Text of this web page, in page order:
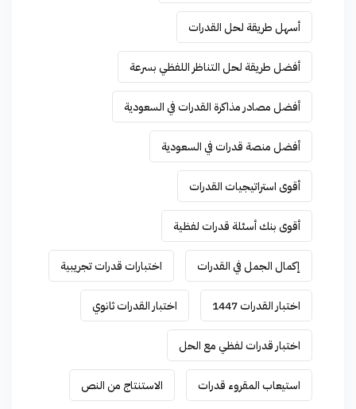
أسهل طريقة لحل القدرات
أفضل طريقة لحل التناظر اللفظي بسرعة
أفضل مصادر مذاكرة القدرات في السعودية
أفضل منصة قدرات في السعودية
أقوى استراتيجيات القدرات
أقوى بنك أسئلة قدرات لفظية
إكمال الجمل في القدرات اختبارات قدرات تجريبية
اختبار القدرات 1447 اختبار القدرات ثانوي
اختبار قدرات لفظي مع الحل
استيعاب المقروء قدرات الاستنتاج من النص